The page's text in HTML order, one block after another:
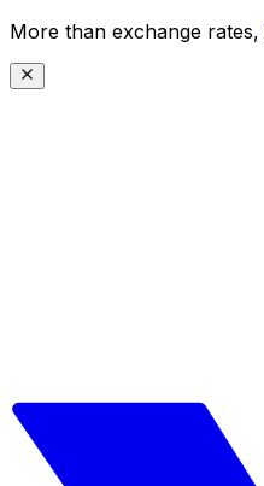
More than exchange rates,